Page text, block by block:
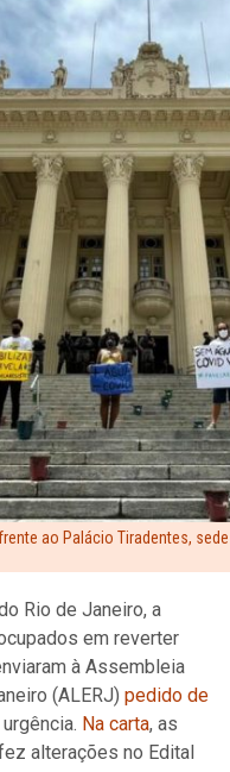
ao Palácio Tiradentes,
Rio de Janeiro, a
em reverter
à Assembleia
(ALERJ) pedido de
Na carta, as
alterações no Edital